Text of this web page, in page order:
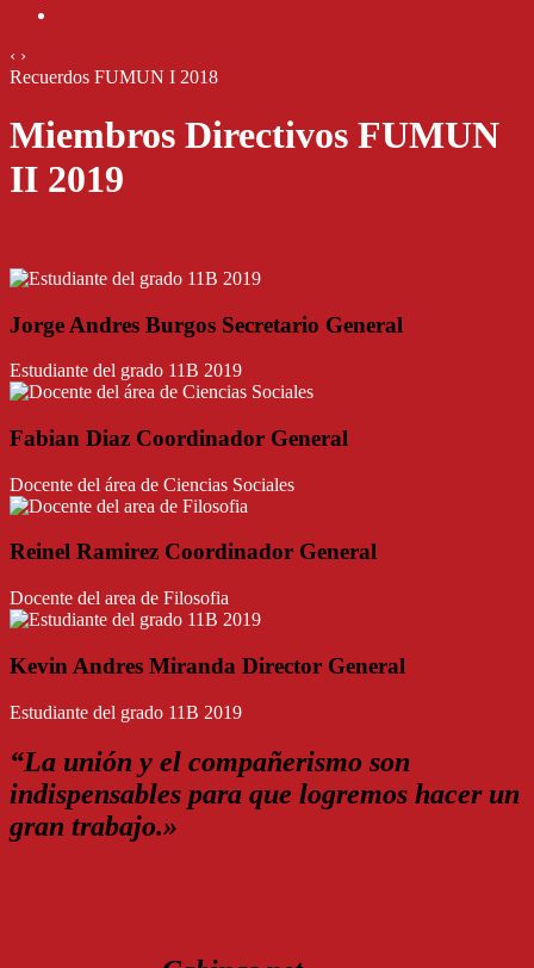
‹ ›
Recuerdos FUMUN I 2018
Miembros Directivos FUMUN
II 2019
Jorge Andres Burgos Secretario General
Estudiante del grado 11B 2019
Fabian Diaz Coordinador General
Docente del área de Ciencias Sociales
Reinel Ramirez Coordinador General
Docente del area de Filosofia
Kevin Andres Miranda Director General
Estudiante del grado 11B 2019
“La unión y el compañerismo son
indispensables para que logremos hacer un
gran trabajo.»